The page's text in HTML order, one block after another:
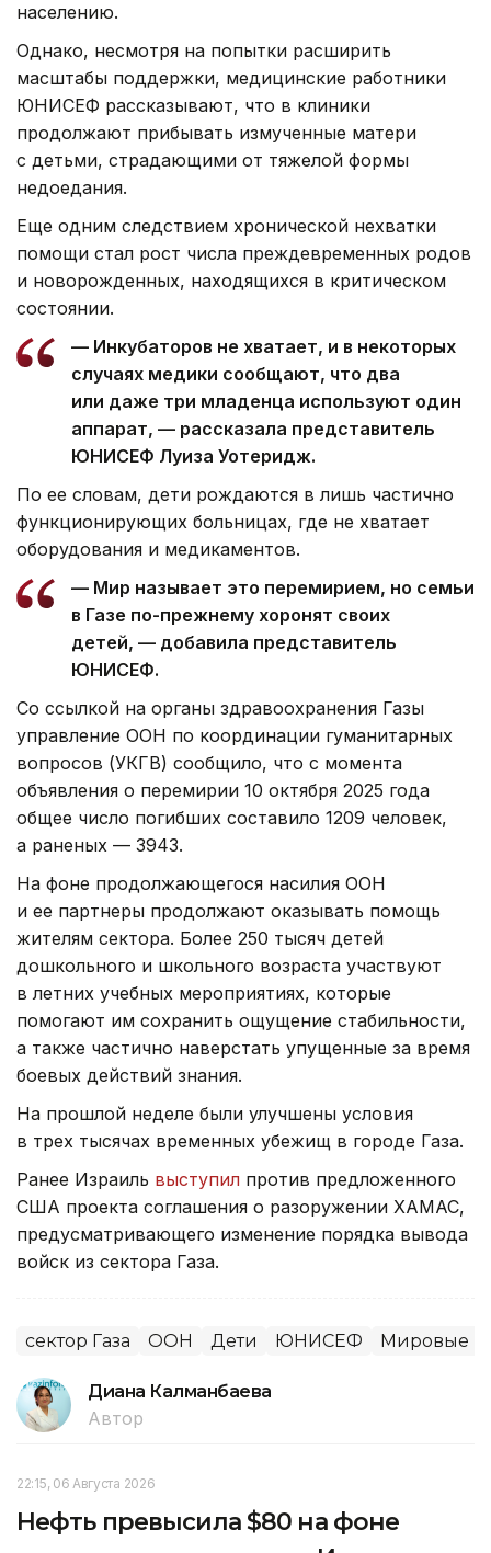
населению.
Однако, несмотря на попытки расширить
масштабы поддержки, медицинские работники
ЮНИСЕФ рассказывают, что в клиники
продолжают прибывать измученные матери
с детьми, страдающими от тяжелой формы
недоедания.
Еще одним следствием хронической нехватки
помощи стал рост числа преждевременных родов
и новорожденных, находящихся в критическом
состоянии.
— Инкубаторов не хватает, и в некоторых
случаях медики сообщают, что два
или даже три младенца используют один
аппарат, — рассказала представитель
ЮНИСЕФ Луиза Уотеридж.
По ее словам, дети рождаются в лишь частично
функционирующих больницах, где не хватает
оборудования и медикаментов.
— Мир называет это перемирием, но семьи
в Газе по-прежнему хоронят своих
детей, — добавила представитель
ЮНИСЕФ.
Со ссылкой на органы здравоохранения Газы
управление ООН по координации гуманитарных
вопросов (УКГВ) сообщило, что с момента
объявления о перемирии 10 октября 2025 года
общее число погибших составило 1209 человек,
а раненых — 3943.
На фоне продолжающегося насилия ООН
и ее партнеры продолжают оказывать помощь
жителям сектора. Более 250 тысяч детей
дошкольного и школьного возраста участвуют
в летних учебных мероприятиях, которые
помогают им сохранить ощущение стабильности,
а также частично наверстать упущенные за время
боевых действий знания.
На прошлой неделе были улучшены условия
в трех тысячах временных убежищ в городе Газа.
Ранее Израиль выступил против предложенного
США проекта соглашения о разоружении ХАМАС,
предусматривающего изменение порядка вывода
войск из сектора Газа.
сектор Газа ООН Дети ЮНИСЕФ Мировые
Диана Калманбаева
Автор
22:15, 06 Августа 2026
Нефть превысила $80 на фоне